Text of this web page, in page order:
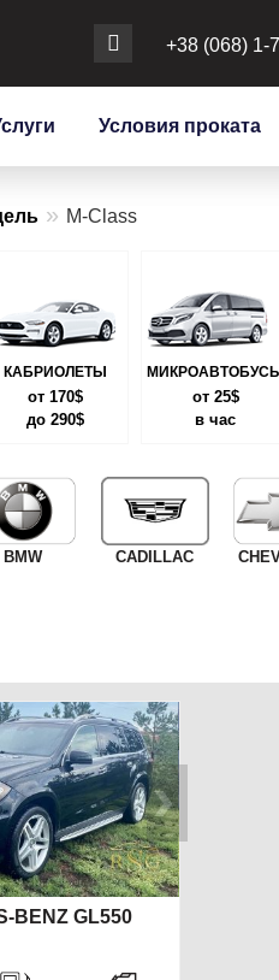
+38 (068) 1-
Условия проката
» M-Class
КАБРИОЛЕТЫ
от 170$
до 290$
от 25$
в час
BMW CADILLAC
BENZ GL550